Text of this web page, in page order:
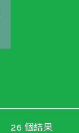
26 個結果